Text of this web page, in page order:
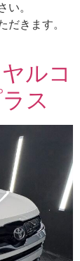
い。
きます。
。
ルコ
ス